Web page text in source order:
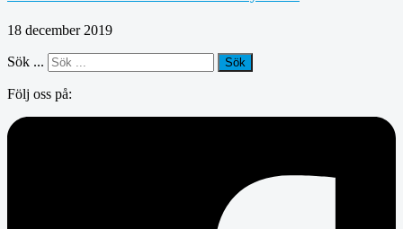
18 december 2019
Sök ... Sök
Följ oss på: